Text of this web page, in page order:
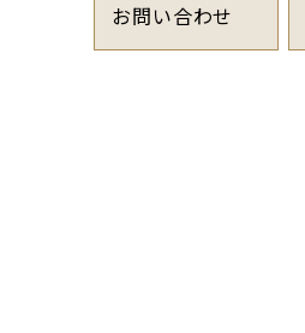
お問い合わせ